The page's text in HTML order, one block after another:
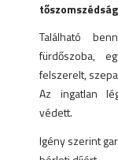
Található
fürdőszoba,
felszerelt,
Az ingatlan
védett.
Igény szerint